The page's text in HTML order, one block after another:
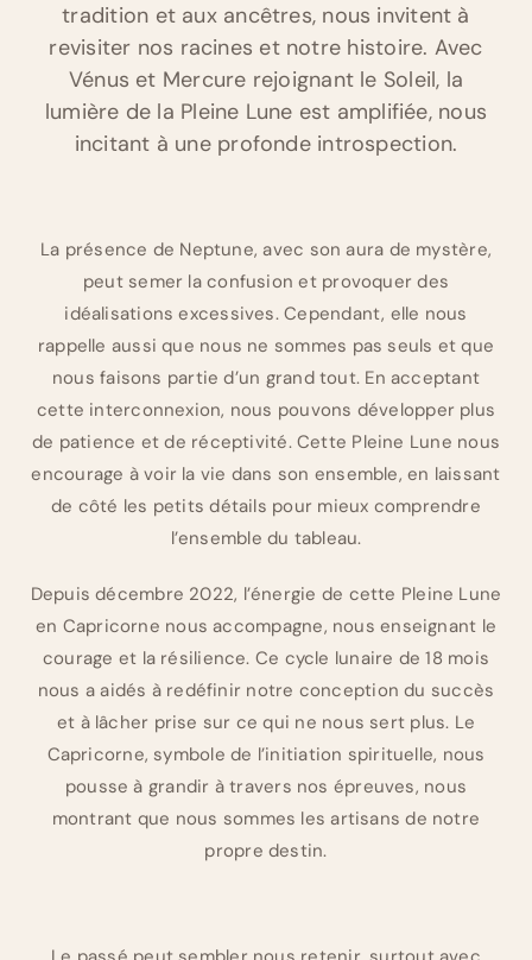
tradition et aux ancêtres, nous invitent à
revisiter nos racines et notre histoire. Avec
Vénus et Mercure rejoignant le Soleil, la
lumière de la Pleine Lune est amplifiée, nous
incitant à une profonde introspection.
La présence de Neptune, avec son aura de mystère,
peut semer la confusion et provoquer des
idéalisations excessives. Cependant, elle nous
rappelle aussi que nous ne sommes pas seuls et que
nous faisons partie d’un grand tout. En acceptant
cette interconnexion, nous pouvons développer plus
de patience et de réceptivité. Cette Pleine Lune nous
encourage à voir la vie dans son ensemble, en laissant
de côté les petits détails pour mieux comprendre
l’ensemble du tableau.
Depuis décembre 2022, l’énergie de cette Pleine Lune
en Capricorne nous accompagne, nous enseignant le
courage et la résilience. Ce cycle lunaire de 18 mois
nous a aidés à redéfinir notre conception du succès
et à lâcher prise sur ce qui ne nous sert plus. Le
Capricorne, symbole de l’initiation spirituelle, nous
pousse à grandir à travers nos épreuves, nous
montrant que nous sommes les artisans de notre
propre destin.